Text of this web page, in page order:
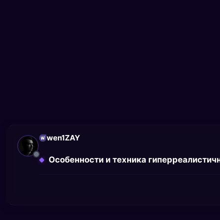
wen1ZAY
Особенности и техника